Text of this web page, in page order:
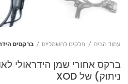
עמוד הבית חלקים לחשמליים ברקסים
ברקס אחורי שמן הידראולי
ניתוק) של XOD